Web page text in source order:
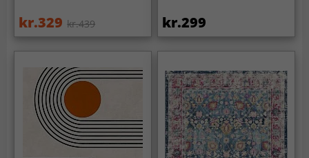
kr.329 kr.439 kr.299